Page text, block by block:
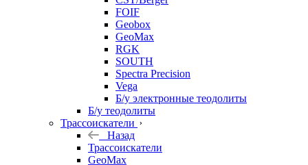
FOIF
Geobox
GeoMax
RGK
SOUTH
Spectra Precision
Vega
Б/у электронные теодолиты
Б/у теодолиты
Трассоискатели
Назад
Трассоискатели
GeoMax